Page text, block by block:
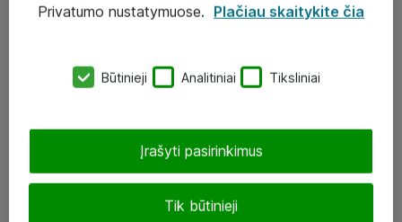
Atea ekspertų patarimai verslui
UAB „ATEA“
J. Rutkausko g. 6, Vilnius
Atea kontaktai
Privatumo nustatymuose. Plačiau skaitykite čia
Būtinieji Analitiniai Tiksliniai
Tik būtinieji
Įrašyti pasirinkimus